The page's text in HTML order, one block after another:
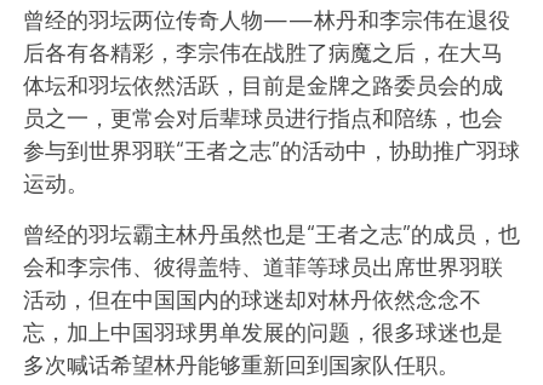
曾经的羽坛两位传奇人物——林丹和李宗伟在退役
后各有各精彩，李宗伟在战胜了病魔之后，在大马
体坛和羽坛依然活跃，目前是金牌之路委员会的成
员之一，更常会对后辈球员进行指点和陪练，也会
参与到世界羽联“王者之志”的活动中，协助推广羽球
运动。
曾经的羽坛霸主林丹虽然也是“王者之志”的成员，也
会和李宗伟、彼得盖特、道菲等球员出席世界羽联
活动，但在中国国内的球迷却对林丹依然念念不
忘，加上中国羽球男单发展的问题，很多球迷也是
多次喊话希望林丹能够重新回到国家队任职。